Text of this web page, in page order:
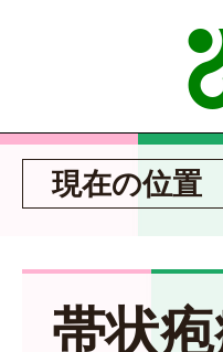
現在の位置
帯状